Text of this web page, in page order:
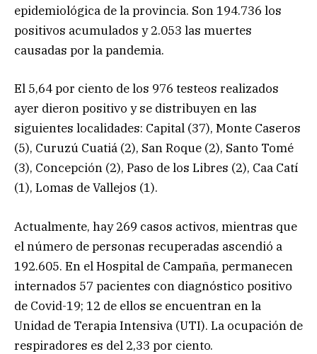
epidemiológica de la provincia. Son 194.736 los
positivos acumulados y 2.053 las muertes
causadas por la pandemia.
El 5,64 por ciento de los 976 testeos realizados
ayer dieron positivo y se distribuyen en las
siguientes localidades: Capital (37), Monte Caseros
(5), Curuzú Cuatiá (2), San Roque (2), Santo Tomé
(3), Concepción (2), Paso de los Libres (2), Caa Catí
(1), Lomas de Vallejos (1).
Actualmente, hay 269 casos activos, mientras que
el número de personas recuperadas ascendió a
192.605. En el Hospital de Campaña, permanecen
internados 57 pacientes con diagnóstico positivo
de Covid-19; 12 de ellos se encuentran en la
Unidad de Terapia Intensiva (UTI). La ocupación de
respiradores es del 2,33 por ciento.